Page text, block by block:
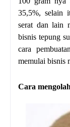
35,5%, selain
serat dan lain
bisnis tepung
cara
memulai bisnis
Cara